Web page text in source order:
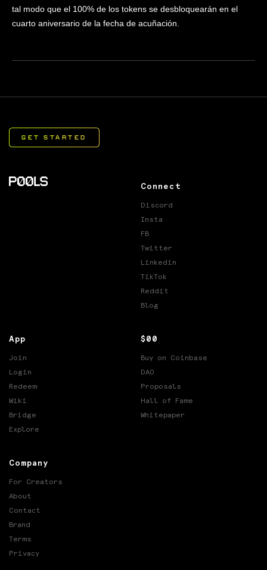
tal modo que el 100% de los tokens se desbloquearán en el
cuarto aniversario de la fecha de acuñación.
App
Join
Login
Redeem
Wiki
Bridge
Explore
Company
For Creators
About
Contact
Brand
Terms
Privacy
Connect
Discord
Insta
FB
Twitter
Linkedin
TikTok
Reddit
Blog
$00
Buy on Coinbase
DAO
Proposals
Hall of Fame
Whitepaper